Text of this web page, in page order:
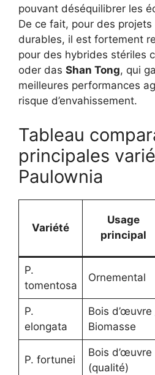
pouvant déséquilibrer les
De ce fait, pour des
durables, il est fortement
pour des hybrides stériles
oder das Shan Tong, qui
meilleures performances
risque d’envahissement.
Tableau
principales
Paulownia
Variété
Usage
principal
P.
tomentosa
Ornemental
P.
elongata
Bois d’œuvre
Biomasse
P. fortunei
Bois d’œuvre
(qualité)